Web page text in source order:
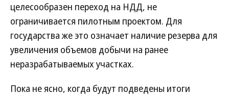
целесообразен переход на НДД, не
ограничивается пилотным проектом. Для
государства же это означает наличие резерва для
увеличения объемов добычи на ранее
неразрабатываемых участках.
Пока не ясно, когда будут подведены итоги